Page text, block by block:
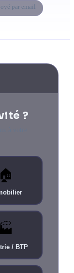
par email
?
🏠
🏭
/ BTP